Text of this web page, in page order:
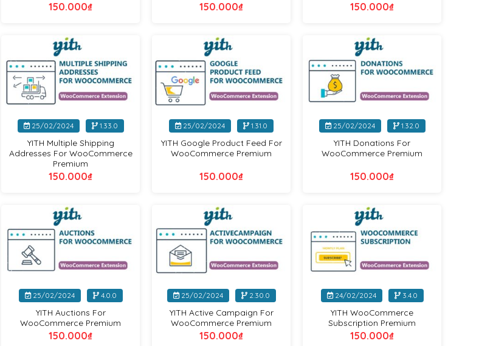
150.000₫ 150.000₫ 150.000₫
+
25/02/2024 1.33.0
YITH Multiple Shipping
Addresses For WooCommerce
Premium
150.000₫
+
25/02/2024 1.31.0
YITH Google Product Feed For
WooCommerce Premium
150.000₫
+
25/02/2024 1.32.0
YITH Donations For
WooCommerce Premium
150.000₫
+
25/02/2024 4.0.0
YITH Auctions For
WooCommerce Premium
150.000₫
+
25/02/2024 2.30.0
YITH Active Campaign For
WooCommerce Premium
150.000₫
+
24/02/2024 3.4.0
YITH WooCommerce
Subscription Premium
150.000₫